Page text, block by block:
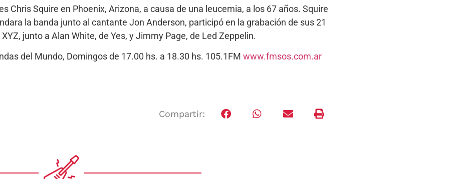
Chris Squire en Phoenix, Arizona, a causa de una leucemia, a los 67 años. Squire
la banda junto al cantante Jon Anderson, participó en la grabación de sus 21
junto a Alan White, de Yes, y Jimmy Page, de Led Zeppelin.
del Mundo, Domingos de 17.00 hs. a 18.30 hs. 105.1FM www.fmsos.com.ar
Compartir: